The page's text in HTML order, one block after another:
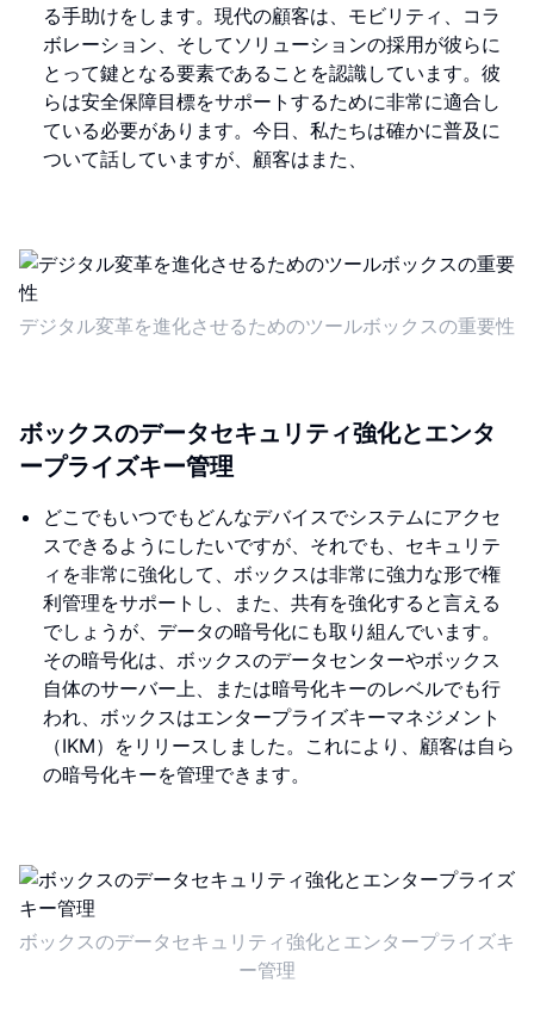
る手助けをします。現代の顧客は、モビリティ、コラ
ボレーション、そしてソリューションの採用が彼らに
とって鍵となる要素であることを認識しています。彼
らは安全保障目標をサポートするために非常に適合し
ている必要があります。今日、私たちは確かに普及に
ついて話していますが、顧客はまた、
デジタル変革を進化させるためのツールボックスの重要性
ボックスのデータセキュリティ強化とエンタ
ープライズキー管理
どこでもいつでもどんなデバイスでシステムにアクセ
スできるようにしたいですが、それでも、セキュリテ
ィを非常に強化して、ボックスは非常に強力な形で権
利管理をサポートし、また、共有を強化すると言える
でしょうが、データの暗号化にも取り組んでいます。
その暗号化は、ボックスのデータセンターやボックス
自体のサーバー上、または暗号化キーのレベルでも行
われ、ボックスはエンタープライズキーマネジメント
（IKM）をリリースしました。これにより、顧客は自ら
の暗号化キーを管理できます。
ボックスのデータセキュリティ強化とエンタープライズキ
ー管理